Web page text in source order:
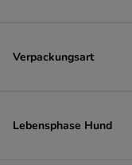
Natural Greatness
Nutrivet
Verpackungsart
Lebensphase Hund